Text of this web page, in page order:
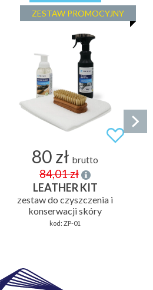
ZESTAW PROMOCYJNY
80 zł brutto
84,01 zł
LEATHER KIT
zestaw do czyszczenia i
konserwacji skóry
kod: ZP-01